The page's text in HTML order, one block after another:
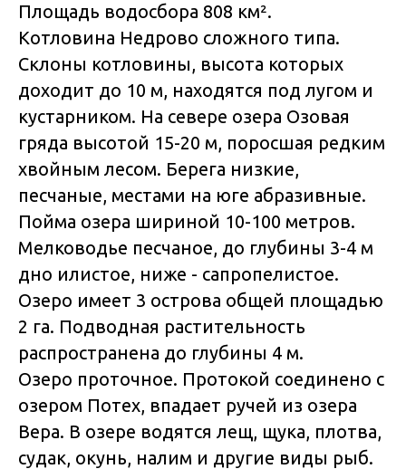
Площадь водосбора 808 км².
Котловина Недрово сложного типа.
Склоны котловины, высота которых
доходит до 10 м, находятся под лугом и
кустарником. На севере озера Озовая
гряда высотой 15-20 м, поросшая редким
хвойным лесом. Берега низкие,
песчаные, местами на юге абразивные.
Пойма озера шириной 10-100 метров.
Мелководье песчаное, до глубины 3-4 м
дно илистое, ниже - сапропелистое.
Озеро имеет 3 острова общей площадью
2 га. Подводная растительность
распространена до глубины 4 м.
Озеро проточное. Протокой соединено с
озером Потех, впадает ручей из озера
Вера. В озере водятся лещ, щука, плотва,
судак, окунь, налим и другие виды рыб.